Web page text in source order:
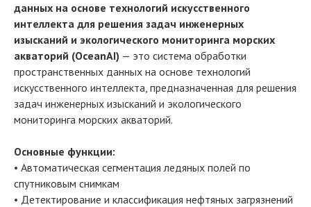
данных на основе технологий искусственного
интеллекта для решения задач инженерных
изысканий и экологического мониторинга морских
акваторий (OceanAI) — это система обработки
пространственных данных на основе технологий
искусственного интеллекта, предназначенная для решения
задач инженерных изысканий и экологического
мониторинга морских акваторий.
Основные функции:
• Автоматическая сегментация ледяных полей по
спутниковым снимкам
• Детектирование и классификация нефтяных загрязнений